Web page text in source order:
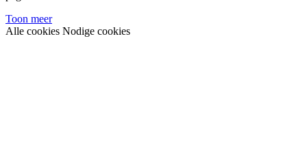
Toon meer
Alle cookies Nodige cookies